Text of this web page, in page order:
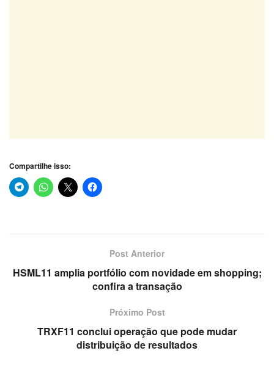
Compartilhe isso:
Post Anterior
HSML11 amplia portfólio com novidade em shopping;
confira a transação
Próximo Post
TRXF11 conclui operação que pode mudar
distribuição de resultados